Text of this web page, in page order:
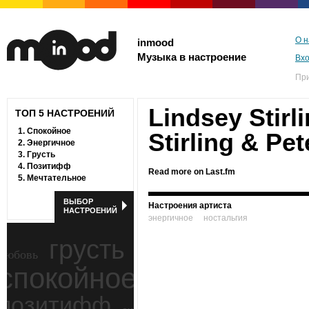
inmood
Музыка в настроение
О
ТОП 5 НАСТРОЕНИЙ
1. Спокойное
2. Энергичное
3. Грусть
4. Позитифф
5. Мечтательное
ВЫБОР
НАСТРОЕНИЙ
грусть
Lindsey
Stirling &
Read more on Last.fm
Настроения артиста
энергичное
ностальгия